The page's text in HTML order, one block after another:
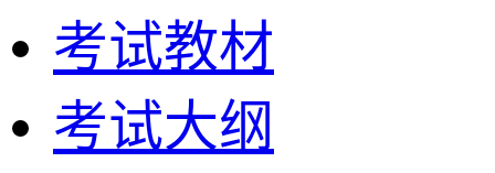
考试教材
考试大纲